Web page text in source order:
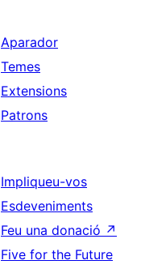
Aparador
Temes
Extensions
Patrons
Impliqueu-vos
Esdeveniments
Feu una donació ↗
Five for the Future